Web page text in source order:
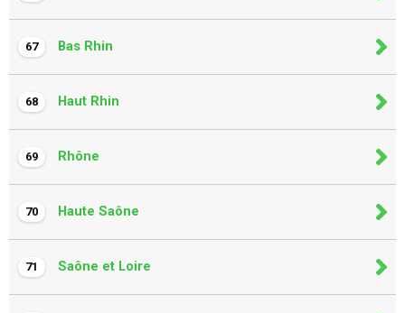
67 Bas Rhin
68 Haut Rhin
69 Rhône
70 Haute Saône
71 Saône et Loire